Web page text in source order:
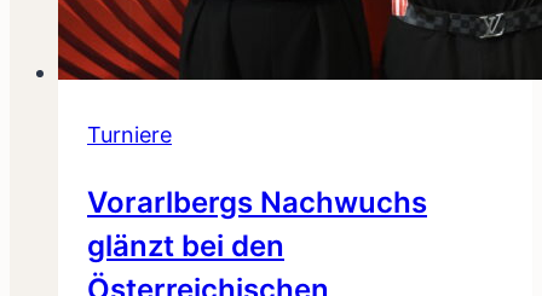
Turniere
Vorarlbergs Nachwuchs
glänzt bei den